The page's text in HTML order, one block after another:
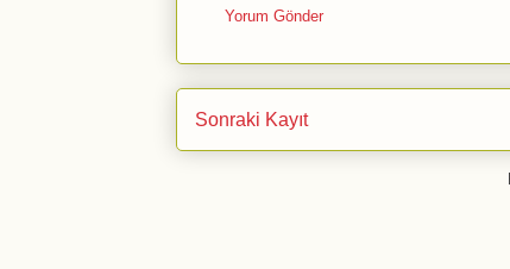
Yorum Gönder
Sonraki Kayıt